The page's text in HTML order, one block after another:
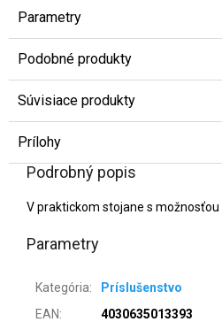
Parametry
Podobné produkty
Súvisiace produkty
Prílohy
Podrobný popis
V praktickom stojane s možnosťou
Parametry
Kategória:
Príslušenstvo
EAN: 4030635013393